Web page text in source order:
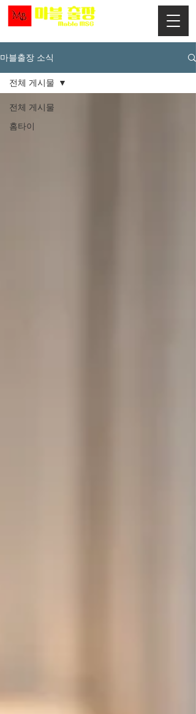
마블출장 소식
전체 게시물
홈타이
전체 게시물